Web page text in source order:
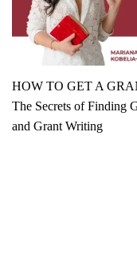
HOW TO GET A
The Secrets of Finding
and Grant Writing